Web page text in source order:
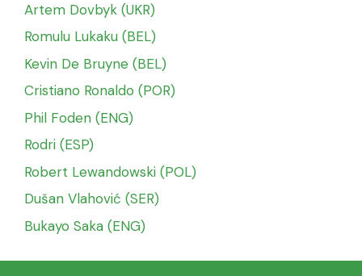
Artem Dovbyk (UKR)
Romulu Lukaku (BEL)
Kevin De Bruyne (BEL)
Cristiano Ronaldo (POR)
Phil Foden (ENG)
Rodri (ESP)
Robert Lewandowski (POL)
Dušan Vlahović (SER)
Bukayo Saka (ENG)